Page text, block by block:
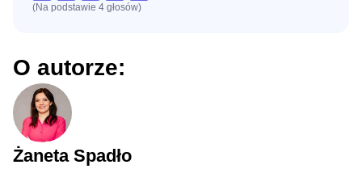
(Na podstawie 4 głosów)
O autorze:
Żaneta Spadło